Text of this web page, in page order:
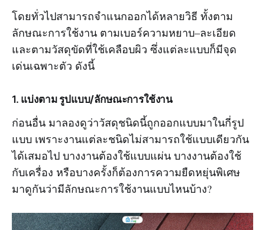
โดยทั่วไปสามารถจำแนกออกได้หลายวิธี ทั้งตาม
ลักษณะการใช้งาน ตามเบอร์ความหยาบ–ละเอียด
และตามวัสดุขัดที่ใช้เคลือบผิว ซึ่งแต่ละแบบก็มีจุด
เด่นเฉพาะตัว ดังนี้
1. แบ่งตาม รูปแบบ/ลักษณะการใช้งาน
ก่อนอื่น มาลองดูว่าวัสดุชนิดนี้ถูกออกแบบมาในกี่รูป
แบบ เพราะงานแต่ละชนิดไม่สามารถใช้แบบเดียวกัน
ได้เสมอไป บางงานต้องใช้แบบแผ่น บางงานต้องใช้
กับเครื่อง หรือบางครั้งก็ต้องการความยืดหยุ่นพิเศษ
มาดูกันว่ามีลักษณะการใช้งานแบบไหนบ้าง?